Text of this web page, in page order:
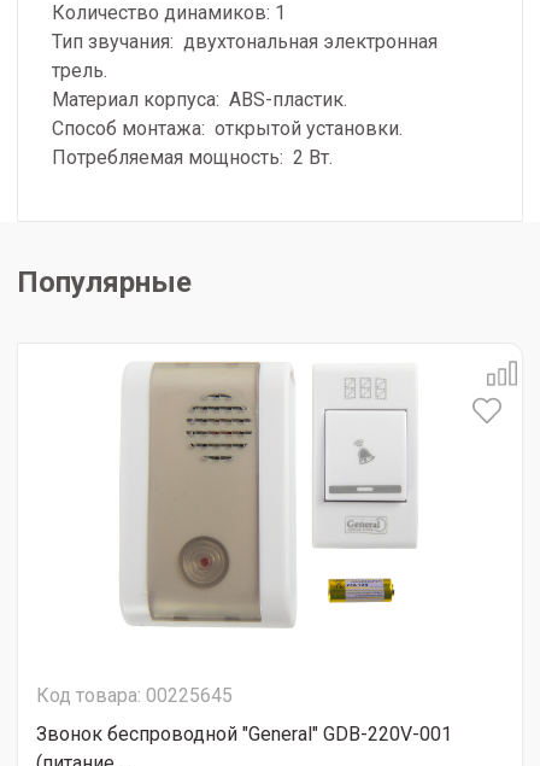
Количество динамиков: 1
Тип звучания: двухтональная электронная
трель.
Материал корпуса: ABS-пластик.
Способ монтажа: открытой установки.
Потребляемая мощность: 2 Вт.
Популярные
Код товара: 00225645
Звонок беспроводной "General" GDB-220V-001